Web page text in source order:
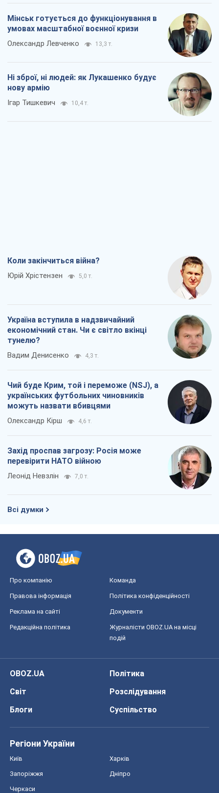
Мінськ готується до функціонування в
умовах масштабної воєнної кризи
Олександр Левченко 13,3 т.
Ні зброї, ні людей: як Лукашенко будує
нову армію
Ігар Тишкевич 10,4 т.
Коли закінчиться війна?
Юрій Хрістензен 5,0 т.
Україна вступила в надзвичайний
економічний стан. Чи є світло вкінці
тунелю?
Вадим Денисенко 4,3 т.
Чий буде Крим, той і переможе (NSJ), а
українських футбольних чиновників
можуть назвати вбивцями
Олександр Кірш 4,6 т.
Захід проспав загрозу: Росія може
перевірити НАТО війною
Леонід Невзлін 7,0 т.
Всі думки
Про компанію Команда
Правова інформація Політика конфіденційності
Реклама на сайті Документи
Редакційна політика
Журналісти OBOZ.UA на місці
подій
OBOZ.UA
Політика
Світ
Розслідування
Блоги
Суспільство
Регіони України
Київ Харків
Запоріжжя Дніпро
Черкаси